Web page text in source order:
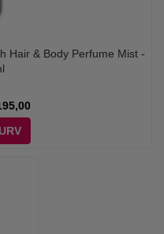
Hair & Body Perfume Mist -